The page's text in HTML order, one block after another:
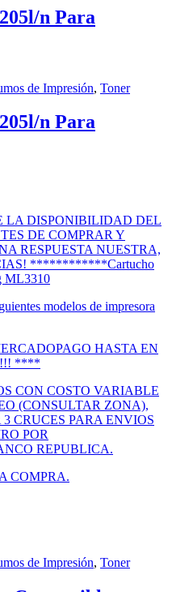
n Para
de Impresión, Toner
n Para
LA DISPONIBILIDAD DEL
DE COMPRAR Y
RESPUESTA NUESTRA,
************Cartucho
ML3310
modelos de impresora
HASTA EN
****
CON COSTO VARIABLE
(CONSULTAR ZONA),
CRUCES PARA ENVIOS
POR
REPUBLICA.
COMPRA.
de Impresión, Toner